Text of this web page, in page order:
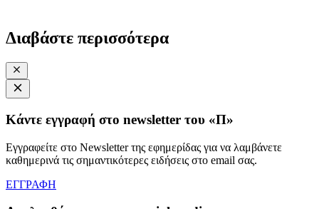
Διαβάστε περισσότερα
Κάντε εγγραφή στο newsletter του «Π»
Εγγραφείτε στο Newsletter της εφημερίδας για να λαμβάνετε
καθημερινά τις σημαντικότερες ειδήσεις στο email σας.
ΕΓΓΡΑΦΗ